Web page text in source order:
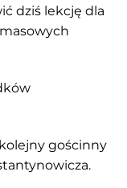
dziś lekcję dla
gościnny